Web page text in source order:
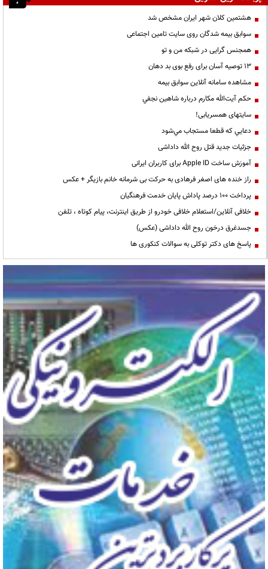
هشتمین کلان شهر ایران مشخص شد
سوابق بیمه شدگان روی سایت تامین اجتماعی
همجنس گرایی در شبکه من و تو
13 توصیه آسان برای رفع بوی بد دهان
مشاهده سامانه آنلاين سوابق بیمه
حكم آيت‌الله مكارم درباره شاهين نجفي
سایتهای همسریابی!
دعايي كه قطعا مستجاب مي‌شود
جزئیات جدید قتل روح الله داداشی
آموزش ساخت Apple ID برای کاربران ایرانی
راز خنده های اصغر فرهادی به حرکت بی شرمانه خانم بازیگر + عکس
پرداخت ۱۰۰ درصد پاداش پایان خدمت فرهنگیان
خلافی آنلاین/استعلام خلافی خودرو از طریق اینترنت، پیام کوتاه ، تلفن
جسدغرق درخون روح الله داداشی (عکس)
پاسخ های دکتر توکلی به سوالات کنکوری ها